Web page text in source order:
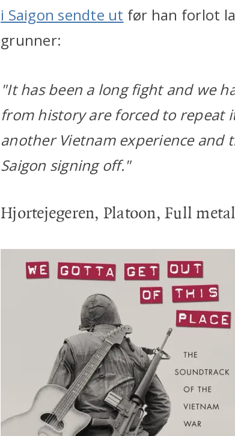
i Saigon sendte ut før han forlot
grunner:
"It has been a long fight and we
from history are forced to repeat
another Vietnam experience and
Saigon signing off."
Hjortejegeren, Platoon, Full